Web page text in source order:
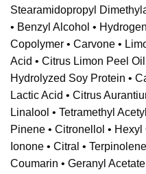
Stearamidopropyl
• Benzyl Alcohol •
Copolymer • Carvone •
Acid • Citrus Limon Peel
Hydrolyzed Soy Protein •
Lactic Acid • Citrus
Linalool • Tetramethyl
Pinene • Citronellol •
Ionone • Citral •
Coumarin • Geranyl